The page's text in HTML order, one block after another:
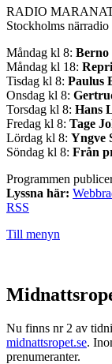
RADIO
Stockholms
Måndag kl 8: Berno
Måndag kl 18:
Tisdag kl 8: Paulus
Onsdag kl 8:
Torsdag kl 8: Hans
Fredag kl 8: Tage
Lördag kl 8: Yngve
Söndag kl 8: Från
Programmen
Lyssna här:
RSS
Till menyn
Nu finns nr 2 av
midnattsropet.se.
prenumeranter.